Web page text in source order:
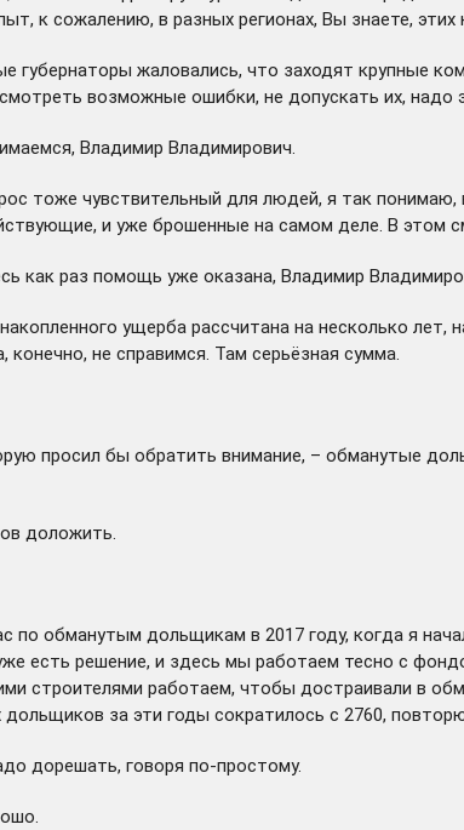
к сожалению, в разных регионах, Вы знаете,
губернаторы жаловались, что заходят крупные
возможные ошибки, не допускать их, надо
Владимир Владимирович.
тоже чувствительный для людей, я так
и уже брошенные на самом деле. В этом
как раз помощь уже оказана, Владимир
ущерба рассчитана на несколько
конечно, не справимся. Там серьёзная сумма.
просил бы обратить внимание, – обманутые
доложить.
по обманутым дольщикам в 2017 году, когда я
есть решение, и здесь мы работаем тесно с
строителями работаем, чтобы достраивали в
за эти годы сократилось с 2760,
дорешать, говоря по-простому.